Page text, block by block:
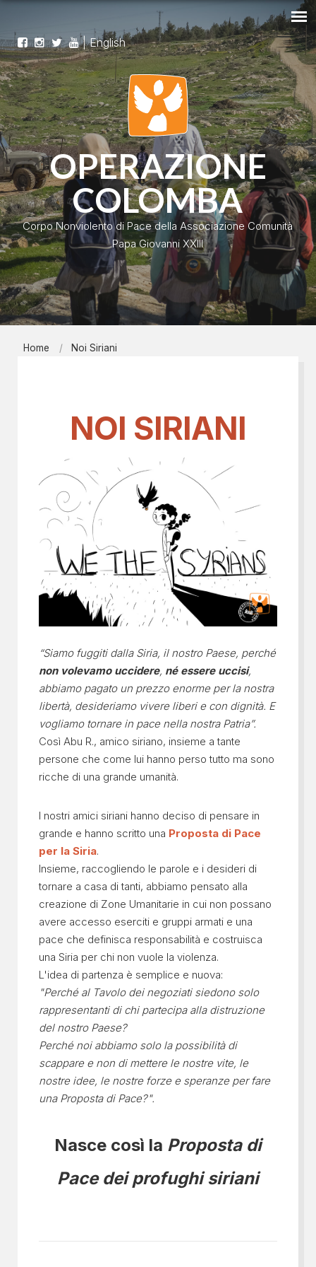
|English
OPERAZIONE
COLOMBA
Corpo Nonviolento di Pace della Associazione Comunità
Papa Giovanni XXIII
Home Noi Siriani
NOI SIRIANI
“Siamo fuggiti dalla Siria, il nostro Paese, perché
non volevamo uccidere, né essere uccisi,
abbiamo pagato un prezzo enorme per la nostra
libertà, desideriamo vivere liberi e con dignità. E
vogliamo tornare in pace nella nostra Patria”.
Così Abu R., amico siriano, insieme a tante
persone che come lui hanno perso tutto ma sono
ricche di una grande umanità.
I nostri amici siriani hanno deciso di pensare in
grande e hanno scritto una Proposta di Pace
per la Siria.
Insieme, raccogliendo le parole e i desideri di
tornare a casa di tanti, abbiamo pensato alla
creazione di Zone Umanitarie in cui non possano
avere accesso eserciti e gruppi armati e una
pace che definisca responsabilità e costruisca
una Siria per chi non vuole la violenza.
L'idea di partenza è semplice e nuova:
"Perché al Tavolo dei negoziati siedono solo
rappresentanti di chi partecipa alla distruzione
del nostro Paese?
Perché noi abbiamo solo la possibilità di
scappare e non di mettere le nostre vite, le
nostre idee, le nostre forze e speranze per fare
una Proposta di Pace?".
Nasce così la Proposta di
Pace dei profughi siriani